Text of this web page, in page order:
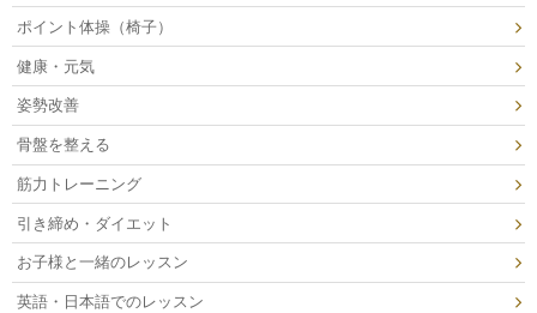
ポイント体操（椅子）
健康・元気
姿勢改善
骨盤を整える
筋力トレーニング
引き締め・ダイエット
お子様と一緒のレッスン
英語・日本語でのレッスン